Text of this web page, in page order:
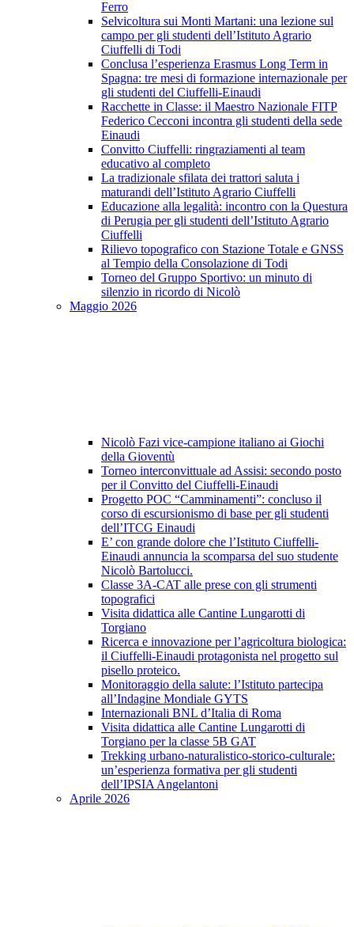
Ferro
Selvicoltura sui Monti Martani: una lezione sul
campo per gli studenti dell’Istituto Agrario
Ciuffelli di Todi
Conclusa l’esperienza Erasmus Long Term in
Spagna: tre mesi di formazione internazionale per
gli studenti del Ciuffelli-Einaudi
Racchette in Classe: il Maestro Nazionale FITP
Federico Cecconi incontra gli studenti della sede
Einaudi
Convitto Ciuffelli: ringraziamenti al team
educativo al completo
La tradizionale sfilata dei trattori saluta i
maturandi dell’Istituto Agrario Ciuffelli
Educazione alla legalità: incontro con la Questura
di Perugia per gli studenti dell’Istituto Agrario
Ciuffelli
Rilievo topografico con Stazione Totale e GNSS
al Tempio della Consolazione di Todi
Torneo del Gruppo Sportivo: un minuto di
silenzio in ricordo di Nicolò
Maggio 2026
Nicolò Fazi vice-campione italiano ai Giochi
della Gioventù
Torneo interconvittuale ad Assisi: secondo posto
per il Convitto del Ciuffelli-Einaudi
Progetto POC “Camminamenti”: concluso il
corso di escursionismo di base per gli studenti
dell’ITCG Einaudi
E’ con grande dolore che l’Istituto Ciuffelli-
Einaudi annuncia la scomparsa del suo studente
Nicolò Bartolucci.
Classe 3A-CAT alle prese con gli strumenti
topografici
Visita didattica alle Cantine Lungarotti di
Torgiano
Ricerca e innovazione per l’agricoltura biologica:
il Ciuffelli-Einaudi protagonista nel progetto sul
pisello proteico.
Monitoraggio della salute: l’Istituto partecipa
all’Indagine Mondiale GYTS
Internazionali BNL d’Italia di Roma
Visita didattica alle Cantine Lungarotti di
Torgiano per la classe 5B GAT
Trekking urbano-naturalistico-storico-culturale:
un’esperienza formativa per gli studenti
dell’IPSIA Angelantoni
Aprile 2026